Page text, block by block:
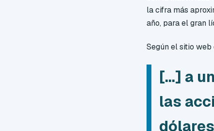
la cifra más
año, para el gran
Según el sitio web
[...] a
las